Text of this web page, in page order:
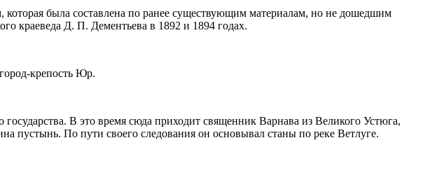
была составлена по ранее существующим материалам, но не дошедшим
краеведа Д. П. Дементьева в 1892 и 1894 годах.
крепость Юр.
В это время сюда приходит священник Варнава из Великого Устюга,
пустынь. По пути своего следования он основывал станы по реке Ветлуге.